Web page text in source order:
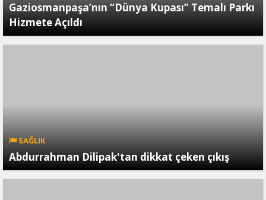
Gaziosmanpaşa’nın “Dünya Kupası” Temalı Parkı
Hizmete Açıldı
SAĞLIK
Abdurrahman Dilipak'tan dikkat çeken çıkış